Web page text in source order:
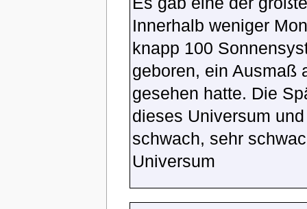
Innerhalb weniger
knapp 100
geboren, ein Ausmaß
gesehen hatte. Die
dieses Universum
schwach, sehr
Universum